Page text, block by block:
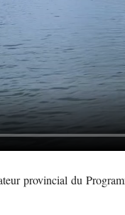
provincial du